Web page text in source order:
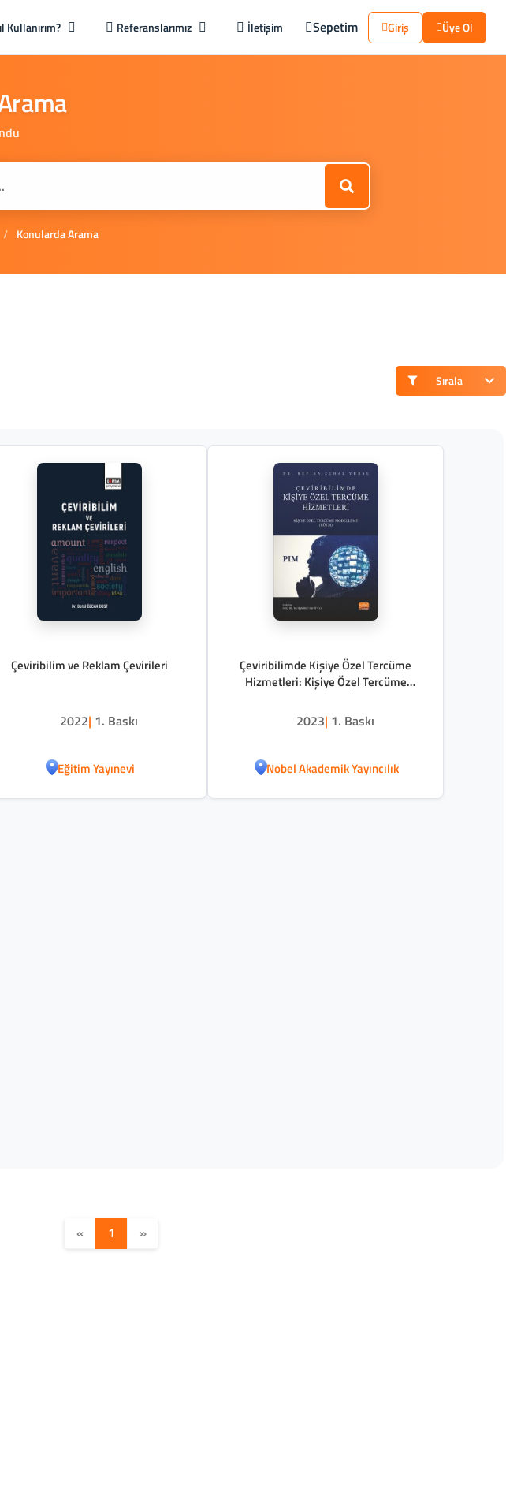
Kullanırım? Referanslarımız İletişim Sepetim Giriş Üye Ol
/ Konularda Arama
Sırala
Çeviribilim ve Reklam Çevirileri
2022| 1. Baskı
Eğitim Yayınevi
Çeviribilimde Kişiye Özel Tercüme
Hizmetleri: Kişiye Özel Tercüme
Modelleme (KÖTM)
2023| 1. Baskı
Nobel Akademik Yayıncılık
« 1 »